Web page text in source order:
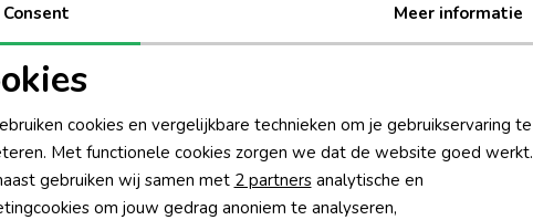
Hot Pink
Barts
Alatna Muts Light Blue
29,99
cookies
cookies Marketing cookies
Consent Meer informatie
cookies en vergelijkbare technieken om je gebruikservaring te
Met functionele cookies zorgen we dat de website goed werkt.
gebruiken wij samen met 2 partnersanalytische en
om jouw gedrag anoniem te analyseren,